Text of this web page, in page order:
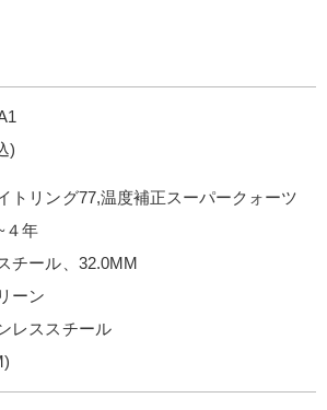
)
トリング77,温度補正スーパークォーツ
４年
チール、32.0MM
ーン
レススチール